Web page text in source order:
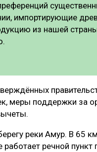
импортирующие
из нашей
меры поддержки за
реки Амур. В 65
речной пункт